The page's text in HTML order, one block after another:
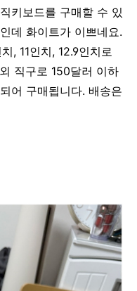
키보드를 구매할 수 있
데 화이트가 이쁘네요.
, 11인치, 12.9인치로
직구로 150달러 이하
어 구매됩니다. 배송은